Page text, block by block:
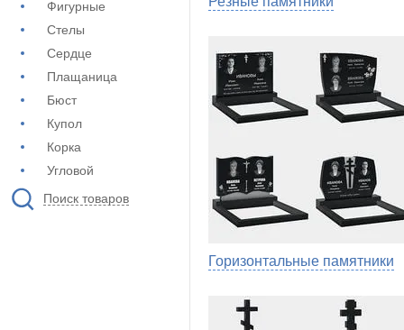
Фигурные
Стелы
Сердце
Плащаница
Бюст
Купол
Корка
Угловой
Поиск товаров
Горизонтальные памятники